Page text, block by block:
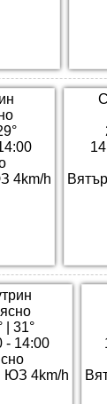
4km/h
31°
- 14:00
ЮЗ 4km/h